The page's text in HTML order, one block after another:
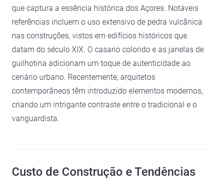
que captura a essência histórica dos Açores. Notáveis
referências incluem o uso extensivo de pedra vulcânica
nas construções, vistos em edifícios históricos que
datam do século XIX. O casario colorido e as janelas de
guilhotina adicionam um toque de autenticidade ao
cenário urbano. Recentemente, arquitetos
contemporâneos têm introduzido elementos modernos,
criando um intrigante contraste entre o tradicional e o
vanguardista.
Custo de Construção e Tendências